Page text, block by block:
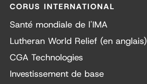
CORUS INTERNATIONAL
Santé mondiale de l'IMA
Lutheran World Relief (en anglais)
CGA Technologies
Investissement de base